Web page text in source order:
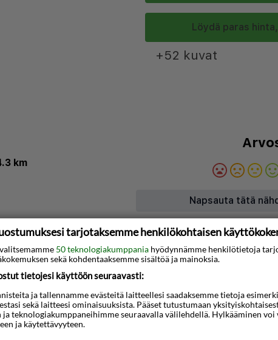
Löydä paras
+52 kuvat
km
Napsauta tätä
sijaitsee 6
Science Centre 7,8
Orlowon laituri
Sopot (vesipuisto)
Kaikkien 19
tarjotaksemme henkilökohtaisen
50 teknologiakumppania hyödynnämme henkilötietoja
sekä kohdentaaksemme sisältöä ja mainoksia.
tietojesi käyttöön seuraavasti:
ja tallennamme evästeitä laitteellesi saadaksemme tietoja
sekä laitteesi ominaisuuksista. Pääset tutustumaan
teknologiakumppaneihimme seuraavalla välilehdellä. Hylkääminen voi
ja käytettävyyteen.